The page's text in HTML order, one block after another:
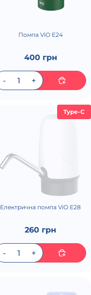
Помпа ViO E24
400 грн
Type-C
Електрична помпа ViO E28
260 грн